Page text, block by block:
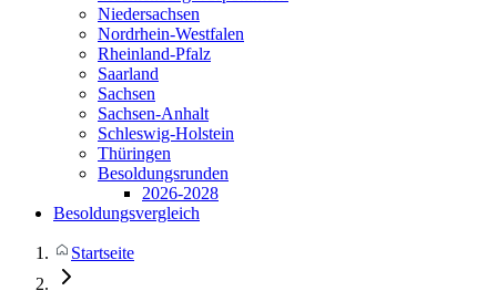
Niedersachsen
Nordrhein-Westfalen
Rheinland-Pfalz
Saarland
Sachsen
Sachsen-Anhalt
Schleswig-Holstein
Thüringen
Besoldungsrunden
2026-2028
Besoldungsvergleich
Startseite